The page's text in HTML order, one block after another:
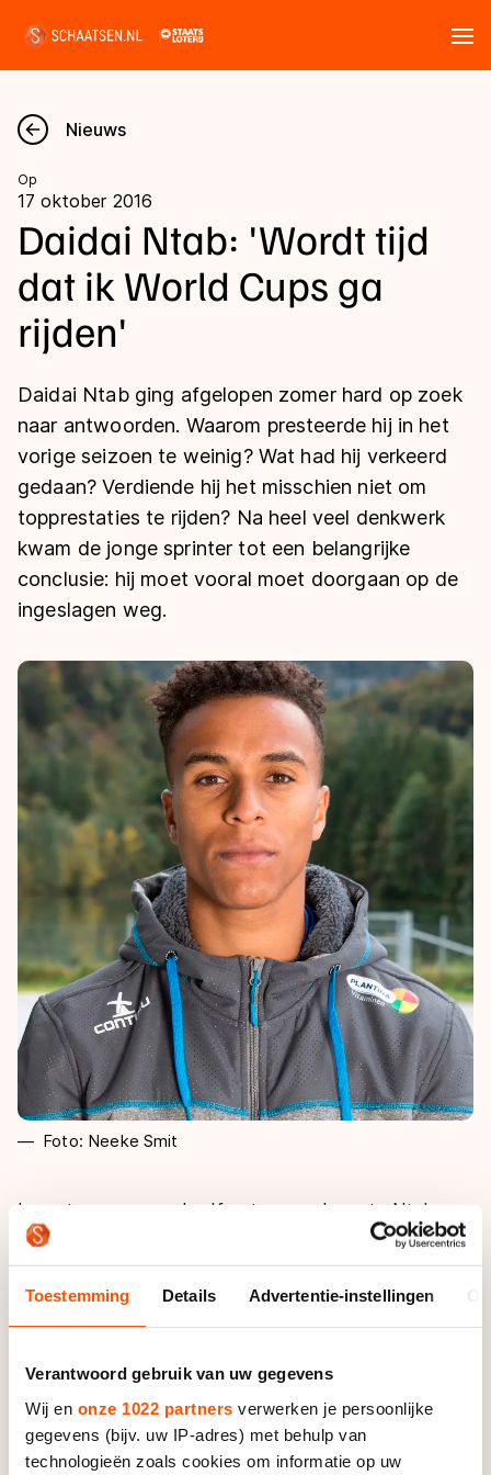
Toestemming Details Advertentie-instellingen
Verantwoord gebruik van uw gegevens
Wij en onze 1022 partners verwerken je persoonlijke
gegevens (bijv. uw IP-adres) met behulp van
technologieën zoals cookies om informatie op uw
Nieuws
Kalender
Disciplines
Marathon
Inlineskaten
Kunstschaatsen
Schoonrijden
Natuurijs
Uitslagen
Langebaan
Shorttrack
Marathon
Inlineskaten
Kunstschaatsen
Tijden & historie
Ranglijsten Langebaan
Persoonlijke records & tijden
Historie & statistiek
De weg op
Inschrijven wedstrijden
Algemene Nederlandse Schaatstijd
Deze zomer de weg op
Waar kan ik schaatsen en skaten?
Schaatsfans
Alles voor jou als schaatsfan
Evenementen
Tickets
Livestreams
Word schaatsfan!
Winacties
Olympische Spelen
Medaille overzicht
Medaillespiegel
Olympische uitslagen
Van Jong tot Goud verhalen
Nieuws
Op
17 oktober 2016
Daidai Ntab: 'Wordt tijd
dat ik World Cups ga
rijden'
Daidai Ntab ging afgelopen zomer hard op zoek
naar antwoorden. Waarom presteerde hij in het
vorige seizoen te weinig? Wat had hij verkeerd
gedaan? Verdiende hij het misschien niet om
topprestaties te rijden? Na heel veel denkwerk
kwam de jonge sprinter tot een belangrijke
conclusie: hij moet vooral moet doorgaan op de
ingeslagen weg.
Foto: Neeke Smit
In grote vorm en vol zelfvertrouwen koerste Ntab een
jaar geleden af op de kwalificatiewedstrijden voor de
eerste serie World Cups. Maar een liesblessure –
opgelopen tijdens de training vlak voor de trials –
voor het WK op drie duizendsten van een seconde.
“Daar ben ik echt wel even kapot van geweest”,
vertelt de 500 meter-specialist. “Ik heb op sommige